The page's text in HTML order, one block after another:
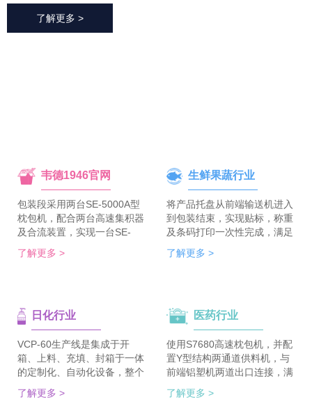
效地减少了极大限度的降低了人工成本、提高了生产效率、降低了耗
材损耗、帮助客户实现价值最大化。
了解更多 >
韦德1946官网
包装段采用两台SE-5000A型
枕包机，配合两台高速集积器
及合流装置，实现一台SE-
5700A-BX枕包机完成整线的
集合包包装，分道装置完成生
器、一侧配集合包集积器，实
现在一台机器上完成两种形式
的自动装箱。 占地空间减
半，一条生产线实现两种形式
的包装及装箱，人员数量减半
大降低。
了解更多 >
生鲜果蔬行业
将产品托盘从前端输送机进入
到包装结束，实现贴标，称重
及条码打印一次性完成，满足
客户包装效率120个/min的包
装需求。 多种物品包装的兼
了解更多 >
日化行业
VCP-60生产线是集成于开
箱、上料、充填、封箱于一体
的定制化、自动化设备，整个
生产线采用独立伺服匹配节拍
协调运行，实现灵活更稳定。
了解更多 >
医药行业
使用S7680高速枕包机，并配
置Y型结构两通道供料机，与
前端铝塑机两道出口连接，满
足了枕包机的稳定供料，又缩
短了设备总长。枕包机单道输
了解更多 >